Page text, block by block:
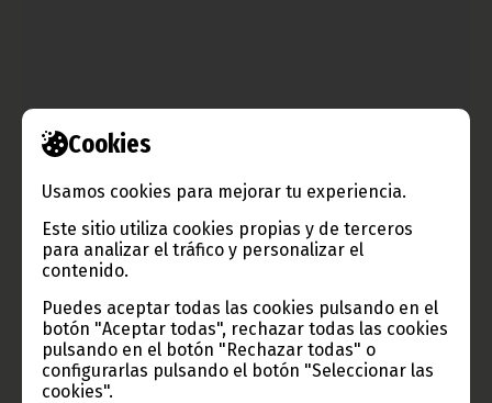
Cookies
Usamos cookies para mejorar tu experiencia.
Este sitio utiliza cookies propias y de terceros
para analizar el tráfico y personalizar el
contenido.
Puedes aceptar todas las cookies pulsando en el
botón "Aceptar todas", rechazar todas las cookies
pulsando en el botón "Rechazar todas" o
configurarlas pulsando el botón "Seleccionar las
cookies".
Acuerdo de colaboración entre la CEEAC y la CEPGL
mayo 01, 2014
El 24 de abril se firmó un acuerdo de cooperación en distintos
sectores como el transporte y la energía, entre la Comunidad
de los Estados de África Central (CEEAC) y la Comunidad
Económica de Países de los Grandes Lagos (CEPGL).
Noticias África